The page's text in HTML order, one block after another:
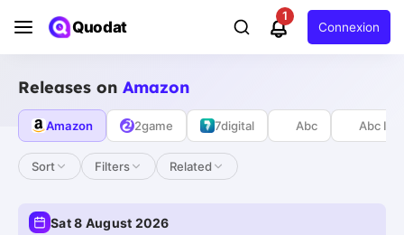
Quodat
1
Connexion
Releases on Amazon
Amazon 2game 7digital Abc Abc
Sort Filters Related
Sat 8 August 2026